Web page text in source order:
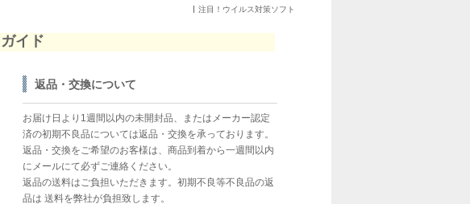
注目！ウイルス対策ソフト
イド
返品・交換について
お届け日より1週間以内の未開封品、またはメーカー認定
済の初期不良品については返品・交換を承っております。
返品・交換をご希望のお客様は、商品到着から一週間以内
にメールにて必ずご連絡ください。
返品の送料はご負担いただきます。初期不良等不良品の返
品は 送料を弊社が負担致します。